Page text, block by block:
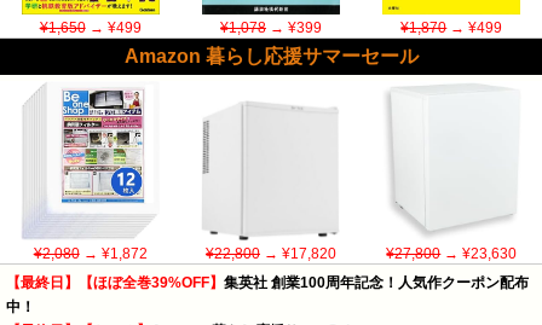
¥1,650→ ¥499 ¥1,078→ ¥399 ¥1,870→ ¥499
Amazon 暮らし応援サマーセール
¥2,080→ ¥1,872 ¥22,800→ ¥17,820 ¥27,800→ ¥23,630
【最終日】【ほぼ全巻39%OFF】 集英社 創業100周年記念！人気作クーポン配布
中！